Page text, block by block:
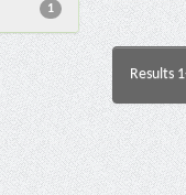
1
Results